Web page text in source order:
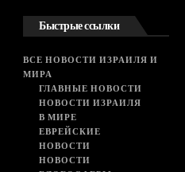
Быстрые ссылки
ВСЕ НОВОСТИ ИЗРАИЛЯ И
МИРА
ГЛАВНЫЕ НОВОСТИ
НОВОСТИ ИЗРАИЛЯ
В МИРЕ
ЕВРЕЙСКИЕ
НОВОСТИ
НОВОСТИ